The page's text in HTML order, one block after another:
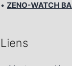
• ZENO-WATCH
Liens